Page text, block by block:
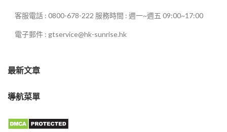
客服電話 : 0800-678-222 服務時間 : 週一~週五 09:00~17:00
電子郵件 : gtservice@hk-sunrise.hk
最新文章
導航菜單